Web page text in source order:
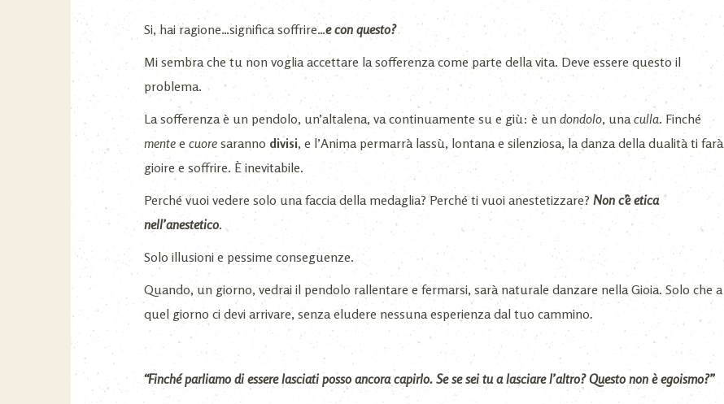
Si, hai ragione…significa soffrire…e con questo?
Mi sembra che tu non voglia accettare la sofferenza come parte della vita. Deve essere questo il
problema.
La sofferenza è un pendolo, un’altalena, va continuamente su e giù: è un dondolo, unaculla. Finché
mente e cuore saranno divisi, e l’Anima permarrà lassù, lontana e silenziosa, la danza della dualità ti farà
gioire e soffrire. È inevitabile.
Perché vuoi vedere solo una faccia della medaglia? Perché ti vuoi anestetizzare? Non c’è etica
nell’anestetico.
Solo illusioni e pessime conseguenze.
Quando, un giorno, vedrai il pendolo rallentare e fermarsi, sarà naturale danzare nella Gioia. Solo che a
quel giorno ci devi arrivare, senza eludere nessuna esperienza dal tuo cammino.
“Finchéparliamo di essere lasciati posso ancora capirlo. Se se sei tu a lasciare l’altro? Questo non è egoismo?”